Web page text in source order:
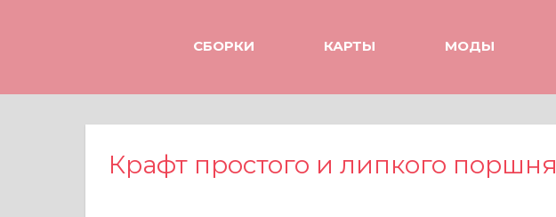
е
СБОРКИ КАРТЫ МОДЫ
Крафт простого и липкого поршня